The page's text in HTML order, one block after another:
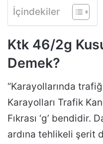
İçindekiler
Ktk 46/2g
Demek?
“Karayollarında
Karayolları Trafik
Fıkrası ‘g’ bendidir.
ardına tehlikeli şerit